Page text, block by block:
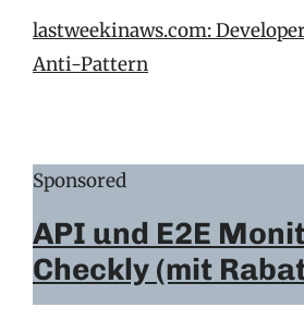
lastweekinaws.com:
Anti-Pattern
Sponsored
API und E2E
Checkly (mit